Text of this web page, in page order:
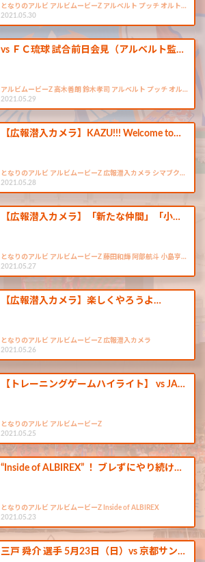
となりのアルビ アルビムービーZ アルベルト プッチ オルト…
2021.05.30
vs ＦＣ琉球 試合前日会見（アルベルト監…
アルビムービーZ 高木善朗 鈴木孝司 アルベルト プッチ オル…
2021.05.29
【広報潜入カメラ】KAZU!!! Welcome to…
となりのアルビ アルビムービーZ 広報潜入カメラ シマブク…
2021.05.28
【広報潜入カメラ】「新たな仲間」「小…
となりのアルビ アルビムービーZ 藤田和輝 阿部航斗 小島亨…
2021.05.27
【広報潜入カメラ】楽しくやろうよ…
となりのアルビ アルビムービーZ 広報潜入カメラ
2021.05.26
【トレーニングゲームハイライト】 vs JA…
となりのアルビ アルビムービーZ
2021.05.25
“Inside of ALBIREX” ！ ブレずにやり続け…
となりのアルビ アルビムービーZ Inside of ALBIREX
2021.05.23
三戸 舜介 選手 5月23日（日）vs 京都サン…